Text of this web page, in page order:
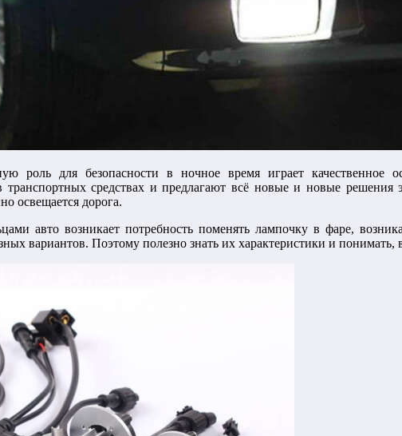
роль для безопасности в ночное время играет
средствах и предлагают всё новые и новые
освещается дорога.
авто возникает потребность поменять лампочку в фаре,
вариантов. Поэтому полезно знать их характеристики и